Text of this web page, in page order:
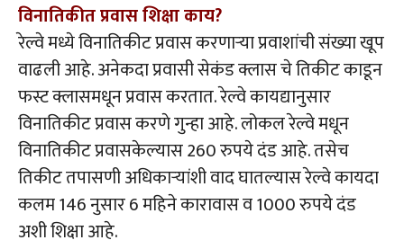
विनातिकीत प्रवास शिक्षा काय?
रेल्वे मध्ये विनातिकीट प्रवास करणाऱ्या प्रवाशांची संख्या खूप
वाढली आहे. अनेकदा प्रवासी सेकंड क्लास चे तिकीट काडून
फस्ट क्लासमधून प्रवास करतात. रेल्वे कायद्यानुसार
विनातिकीट प्रवास करणे गुन्हा आहे. लोकल रेल्वे मधून
विनातिकीट प्रवासकेल्यास 260 रुपये दंड आहे. तसेच
तिकीट तपासणी अधिकाऱ्यांशी वाद घातल्यास रेल्वे कायदा
कलम 146 नुसार 6 महिने कारावास व 1000 रुपये दंड
अशी शिक्षा आहे.